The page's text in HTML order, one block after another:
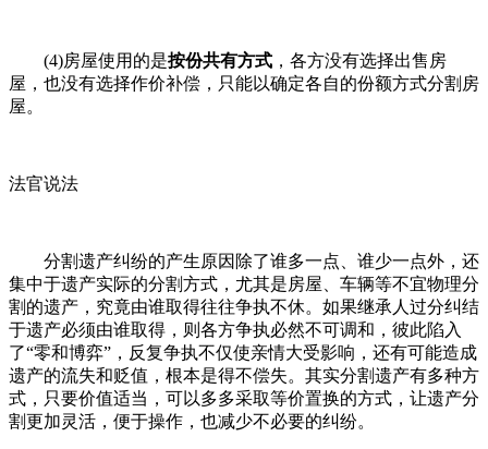
(4)房屋使用的是按份共有方式 ，各方没有选择出售房
屋，也没有选择作价补偿，只能以确定各自的份额方式分割房
屋。
法官说法
分割遗产纠纷的产生原因除了谁多一点、谁少一点外，还
集中于遗产实际的分割方式，尤其是房屋、车辆等不宜物理分
割的遗产，究竟由谁取得往往争执不休。如果继承人过分纠结
于遗产必须由谁取得，则各方争执必然不可调和，彼此陷入
了“零和博弈”，反复争执不仅使亲情大受影响，还有可能造成
遗产的流失和贬值，根本是得不偿失。其实分割遗产有多种方
式，只要价值适当，可以多多采取等价置换的方式，让遗产分
割更加灵活，便于操作，也减少不必要的纠纷。